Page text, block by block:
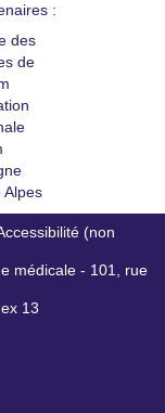
:
des
de
Alpes
(non
médicale - 101, rue
13